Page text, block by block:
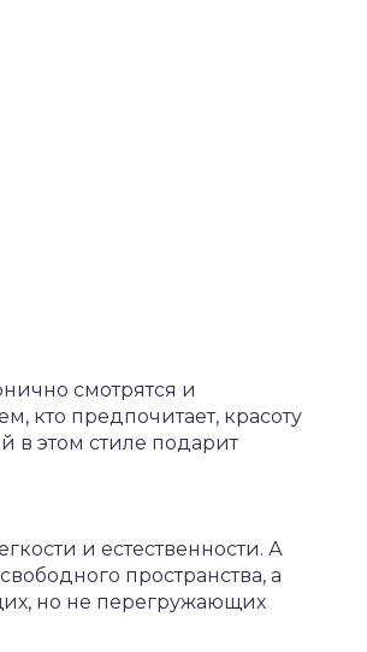
смотрятся и
кто предпочитает, красоту
этом стиле подарит
и естественности. А
пространства, а
но не перегружающих